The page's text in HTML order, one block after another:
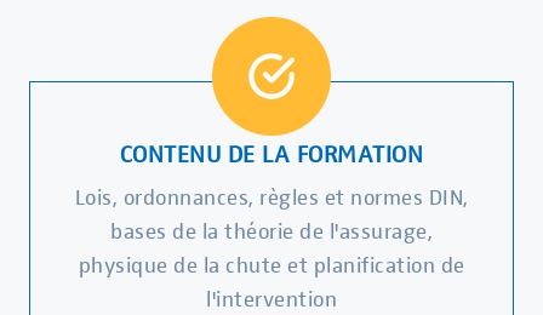
CONTENU DE LA FORMATION
Lois, ordonnances, règles et normes DIN,
bases de la théorie de l'assurage,
physique de la chute et planification de
l'intervention